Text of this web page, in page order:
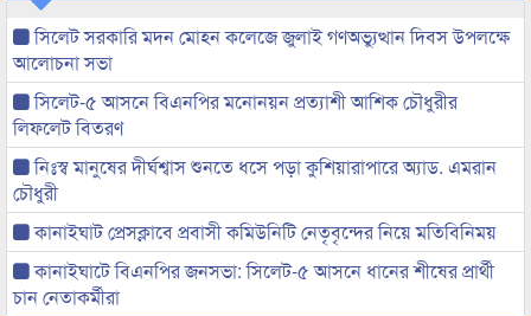
সিলেট সরকারি মদন মোহন কলেজে জুলাই গণঅভ্যুত্থান দিবস উপলক্ষে
আলোচনা সভা
সিলেট-৫ আসনে বিএনপির মনোনয়ন প্রত্যাশী আশিক চৌধুরীর
লিফলেট বিতরণ
নিঃস্ব মানুষের দীর্ঘশ্বাস শুনতে ধসে পড়া কুশিয়ারাপারে অ্যাড. এমরান
চৌধুরী
কানাইঘাট প্রেসক্লাবে প্রবাসী কমিউনিটি নেতৃবৃন্দের নিয়ে মতিবিনিময়
কানাইঘাটে বিএনপির জনসভা: সিলেট-৫ আসনে ধানের শীষের প্রার্থী
চান নেতাকর্মীরা